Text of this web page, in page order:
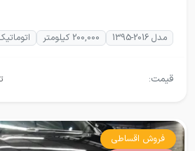
مدل 2016-1395 200,000 کیلومتر
قیمت:
فروش اقساطی